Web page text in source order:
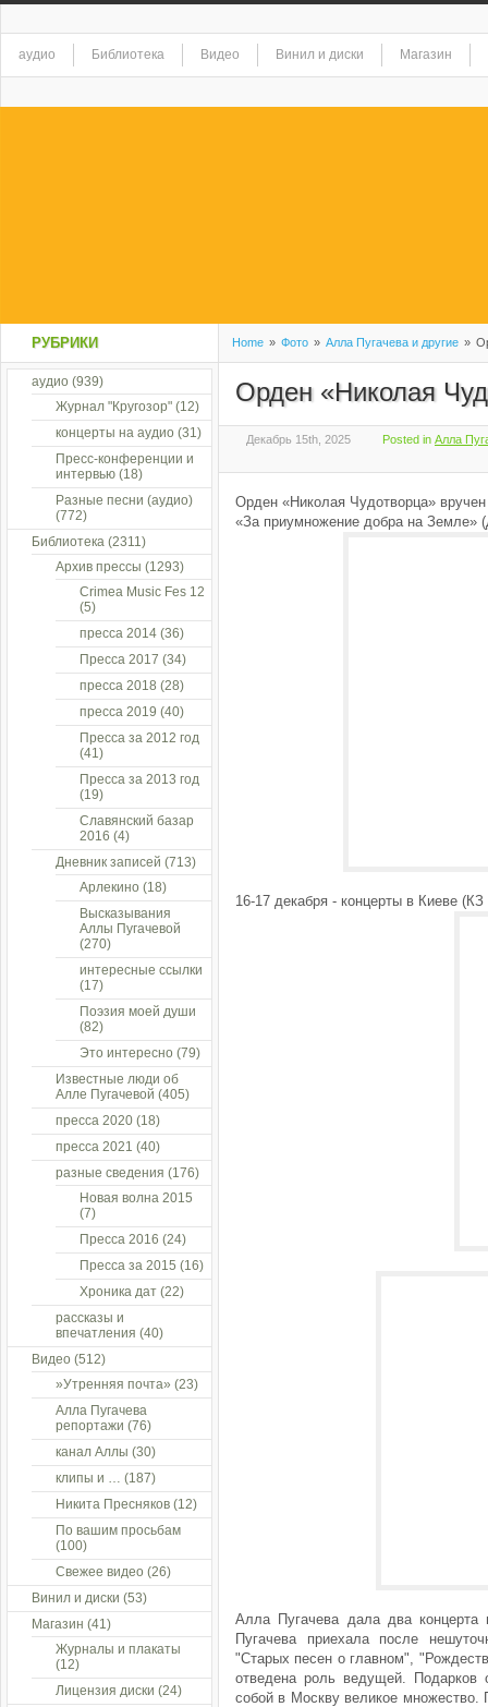
аудио Библиотека Видео Винил и диски Магазин
Home » Фото » Алла Пугачева и другие »
Орден «Николая
Декабрь 15th, 2025 Posted in Алла
Орден «Николая Чудотворца»
«За приумножение добра на Земле»
16-17 декабря - концерты в Киеве (КЗ
Алла Пугачева дала два
Пугачева приехала после
"Старых песен о главном",
отведена роль ведущей. Подарков
собой в Москву великое множество.
РУБРИКИ
аудио (939)
Журнал "Кругозор" (12)
концерты на аудио (31)
Пресс-конференции и
интервью (18)
Разные песни (аудио)
(772)
Библиотека (2311)
Архив прессы (1293)
Crimea Music Fes 12
(5)
пресса 2014 (36)
Пресса 2017 (34)
пресса 2018 (28)
пресса 2019 (40)
Пресса за 2012 год
(41)
Пресса за 2013 год
(19)
Славянский базар
2016 (4)
Дневник записей (713)
Арлекино (18)
Высказывания
Аллы Пугачевой
(270)
интересные ссылки
(17)
Поэзия моей души
(82)
Это интересно (79)
Известные люди об
Алле Пугачевой (405)
пресса 2020 (18)
пресса 2021 (40)
разные сведения (176)
Новая волна 2015
(7)
Пресса 2016 (24)
Пресса за 2015 (16)
Хроника дат (22)
рассказы и
впечатления (40)
Видео (512)
»Утренняя почта» (23)
Алла Пугачева
репортажи (76)
канал Аллы (30)
клипы и … (187)
Никита Пресняков (12)
По вашим просьбам
(100)
Свежее видео (26)
Винил и диски (53)
Магазин (41)
Журналы и плакаты
(12)
Лицензия диски (24)